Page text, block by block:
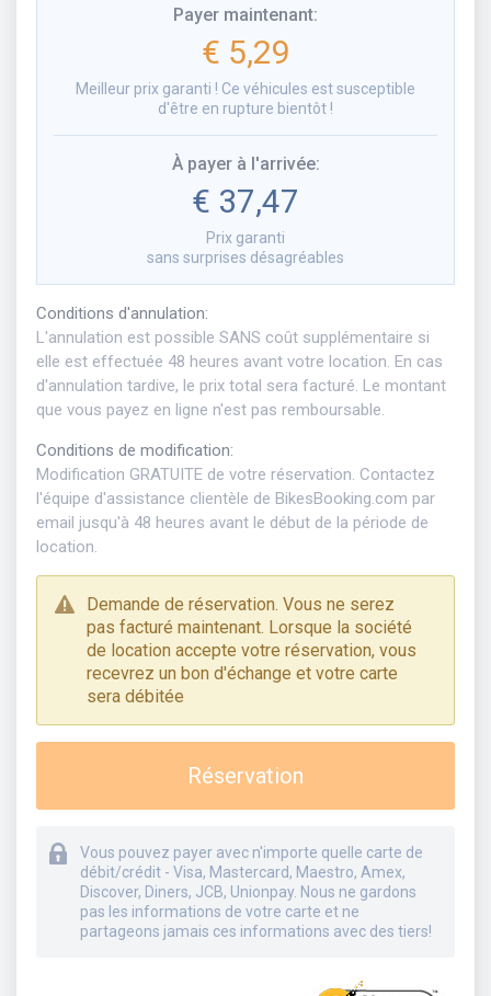
Payer maintenant:
€ 5,29
Meilleur prix garanti ! Ce véhicules est susceptible
d'être en rupture bientôt !
À payer à l'arrivée:
€ 37,47
Prix garanti
sans surprises désagréables
Conditions d'annulation:
L'annulation est possible SANS coût supplémentaire si
elle est effectuée 48 heures avant votre location. En cas
d'annulation tardive, le prix total sera facturé. Le montant
que vous payez en ligne n'est pas remboursable.
Conditions de modification:
Modification GRATUITE de votre réservation. Contactez
l'équipe d'assistance clientèle de BikesBooking.com par
email jusqu'à 48 heures avant le début de la période de
location.
Demande de réservation. Vous ne serez
pas facturé maintenant. Lorsque la société
de location accepte votre réservation, vous
recevrez un bon d'échange et votre carte
sera débitée
Réservation
Vous pouvez payer avec n'importe quelle carte de
débit/crédit - Visa, Mastercard, Maestro, Amex,
Discover, Diners, JCB, Unionpay. Nous ne gardons
pas les informations de votre carte et ne
partageons jamais ces informations avec des tiers!